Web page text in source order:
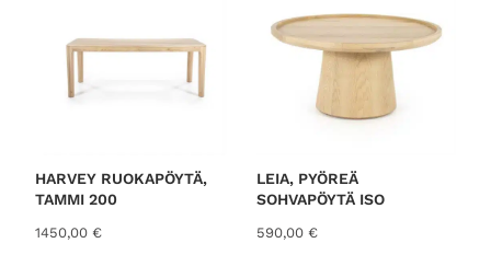
HARVEY RUOKAPÖYTÄ,
TAMMI 200
1450,00 €
LEIA, PYÖREÄ
SOHVAPÖYTÄ ISO
590,00 €